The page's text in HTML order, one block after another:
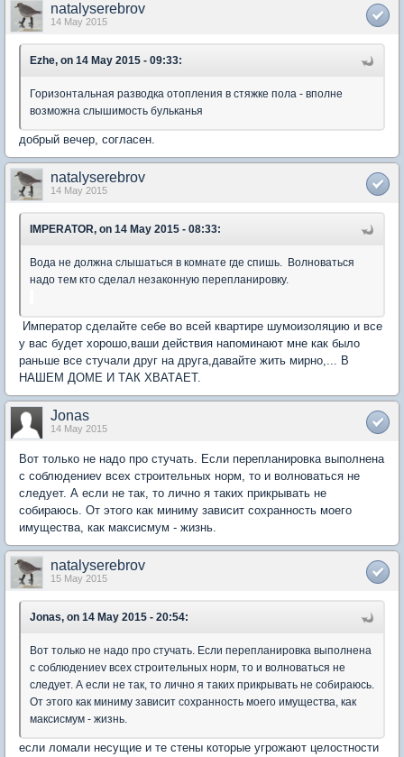
natalyserebrov
14 May 2015
Ezhe, on 14 May 2015 - 09:33:
Горизонтальная разводка отопления в стяжке пола - вполне
возможна слышимость бульканья
добрый вечер, согласен.
natalyserebrov
14 May 2015
IMPERATOR, on 14 May 2015 - 08:33:
Вода не должна слышаться в комнате где спишь. Волноваться
надо тем кто сделал незаконную перепланировку.
Император сделайте себе во всей квартире шумоизоляцию и все
у вас будет хорошо,ваши действия напоминают мне как было
раньше все стучали друг на друга,давайте жить мирно,... В
НАШЕМ ДОМЕ И ТАК ХВАТАЕТ.
Jonas
14 May 2015
Вот только не надо про стучать. Если перепланировка выполнена
с соблюдениеv всех строительных норм, то и волноваться не
следует. А если не так, то лично я таких прикрывать не
собираюсь. От этого как миниму зависит сохранность моего
имущества, как максисмум - жизнь.
natalyserebrov
15 May 2015
Jonas, on 14 May 2015 - 20:54:
Вот только не надо про стучать. Если перепланировка выполнена
с соблюдениеv всех строительных норм, то и волноваться не
следует. А если не так, то лично я таких прикрывать не собираюсь.
От этого как миниму зависит сохранность моего имущества, как
максисмум - жизнь.
если ломали несущие и те стены которые угрожают целостности